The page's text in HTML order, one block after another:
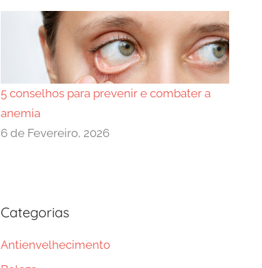
5 conselhos para prevenir e combater a
anemia
6 de Fevereiro, 2026
Categorias
Antienvelhecimento